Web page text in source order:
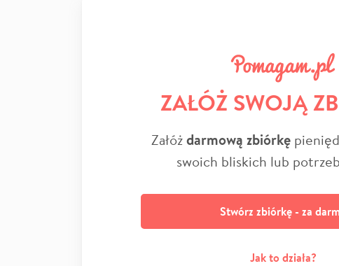
ZAŁÓŻ SWOJĄ
Załóżdarmową zbiórkę
swoich bliskich lub
Stwórz zbiórkę - za
Jak to działa?